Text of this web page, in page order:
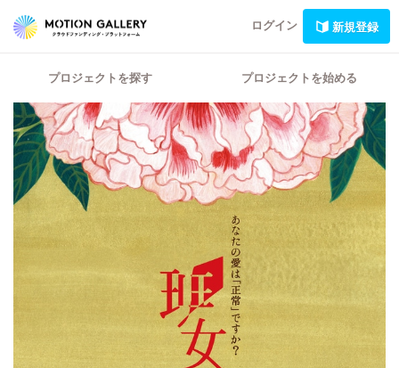
ログイン 新規登録
プロジェクトを探す プロジェクトを始める